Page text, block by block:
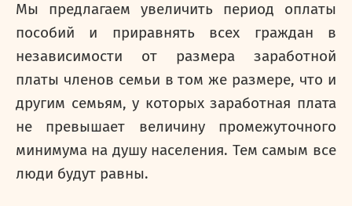
Мы предлагаем увеличить период оплаты
пособий и приравнять всех граждан в
независимости от размера заработной
платы членов семьи в том же размере, что и
другим семьям, у которых заработная плата
не превышает величину промежуточного
минимума на душу населения. Тем самым все
люди будут равны.